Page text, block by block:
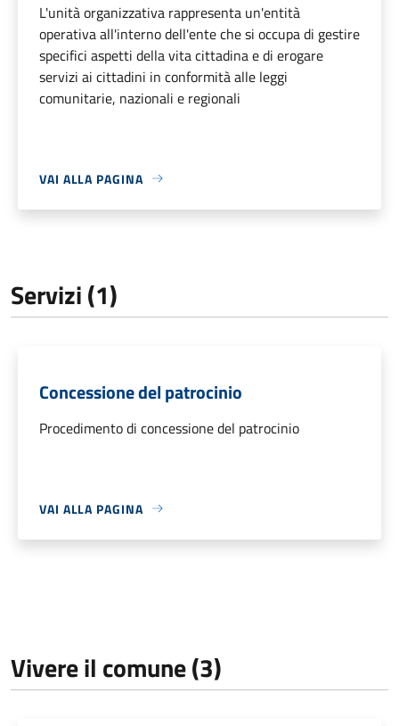
L'unità organizzativa rappresenta un'entità
operativa all'interno dell'ente che si occupa di gestire
specifici aspetti della vita cittadina e di erogare
servizi ai cittadini in conformità alle leggi
comunitarie, nazionali e regionali
VAI ALLA PAGINA
Servizi (1)
Concessione del patrocinio
Procedimento di concessione del patrocinio
VAI ALLA PAGINA
Vivere il comune (3)